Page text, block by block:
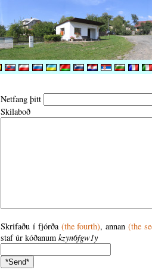
Netfang þitt
Skilaboð
Skrifaðu í fjórða (the fourth), annan(the
staf úr kóðanum kzyn6fgw1y